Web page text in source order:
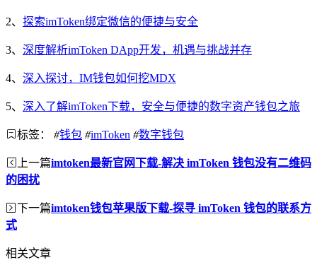
2、 探索imToken绑定微信的便捷与安全
3、 深度解析imToken DApp开发，机遇与挑战并存
4、 深入探讨，IM钱包如何挖MDX
5、 深入了解imToken下载，安全与便捷的数字资产钱包之旅
标签： #钱包 #imToken #数字钱包
上一篇imtoken最新官网下载-解决 imToken 钱包没有二维码
的困扰
下一篇imtoken钱包苹果版下载-探寻 imToken 钱包的联系方
式
相关文章